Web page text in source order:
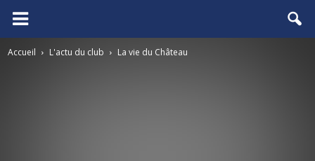
FCGB.net
Accueil L'actu du club La vie du Château